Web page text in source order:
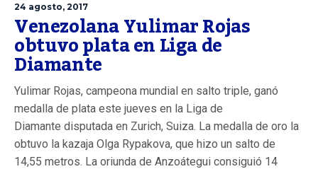
24 agosto, 2017
Venezolana Yulimar Rojas
obtuvo plata en Liga de
Diamante
Yulimar Rojas, campeona mundial en salto triple, ganó
medalla de plata este jueves en la Liga de
Diamante disputada en Zurich, Suiza. La medalla de oro la
obtuvo la kazaja Olga Rypakova, que hizo un salto de
14,55 metros. La oriunda de Anzoátegui consiguió 14